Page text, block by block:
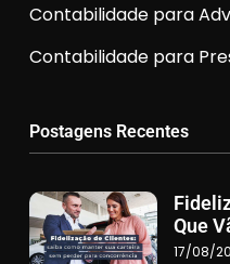
Contabilidade para
Contabilidade para
Postagens Recentes
Que
17/08/